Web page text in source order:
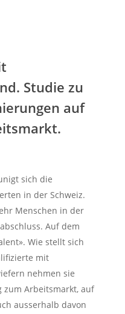
Studie zu
auf
sich die
in der Schweiz.
Menschen in der
Auf dem
Wie stellt sich
mit
nehmen sie
zum Arbeitsmarkt, auf
ausserhalb davon